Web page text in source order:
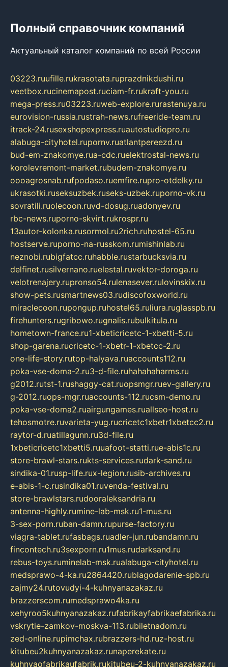
Полный справочник компаний
Актуальный каталог компаний по всей России
03223.ruufille.rukrasotata.ruprazdnikdushi.ru
veetbox.rucinemapost.ruciam-fr.rukraft-you.ru
mega-press.ru03223.ruweb-explore.rurastenuya.ru
eurovision-russia.rustrah-news.rufreeride-team.ru
itrack-24.rusexshopexpress.ruautostudiopro.ru
alabuga-cityhotel.rupornv.ruatlantpereezd.ru
bud-em-znakomye.rua-cdc.ruelektrostal-news.ru
korolevremont-market.rubudem-znakomye.ru
oooagrosnab.rufpodaso.ruemfire.rupro-otdelky.ru
ukrasotki.ruseksuzbek.ruseks-uzbek.ruporno-vk.ru
sovratili.ruolecoon.ruvd-dosug.ruadonyev.ru
rbc-news.ruporno-skvirt.rukrospr.ru
13autor-kolonka.rusormol.ru2rich.ruhostel-65.ru
hostserve.ruporno-na-russkom.rumishinlab.ru
neznobi.rubigfatcc.ruhabble.rustarbucksvia.ru
delfinet.rusilvernano.ruelestal.ruvektor-doroga.ru
velotrenajery.rupronso54.rulenasever.rulovinskix.ru
show-pets.rusmartnews03.rudiscofoxworld.ru
miraclecoon.rupongup.ruhostel65.ruliura.ruglasspb.ru
firehunters.rugribowo.rugnalis.rubulkitula.ru
hometown-france.ru1-xbeticricetc-1-xbetti-5.ru
shop-garena.rucricetc-1-xbetr-1-xbetcc-2.ru
one-life-story.rutop-halyava.ruaccounts112.ru
poka-vse-doma-2.ru3-d-file.ruhahahaharms.ru
g2012.rutst-1.rushaggy-cat.ruopsmgr.ruev-gallery.ru
g-2012.ruops-mgr.ruaccounts-112.rucsm-demo.ru
poka-vse-doma2.ruairgungames.ruallseo-host.ru
tehosmotre.ruvarieta-yug.rucricetc1xbetr1xbetcc2.ru
raytor-d.ruatillagunn.ru3d-file.ru
1xbeticricetc1xbetti5.ruuafoot-statti.rue-abis1c.ru
store-brawl-stars.rukts-services.rudark-sand.ru
sindika-01.rusp-life.rux-legion.rusib-archives.ru
e-abis-1-c.rusindika01.ruvenda-festival.ru
store-brawlstars.rudooraleksandria.ru
antenna-highly.rumine-lab-msk.ru1-mus.ru
3-sex-porn.ruban-damn.rupurse-factory.ru
viagra-tablet.rufasbags.ruadler-jun.rubandamn.ru
fincontech.ru3sexporn.ru1mus.rudarksand.ru
rebus-toys.ruminelab-msk.rualabuga-cityhotel.ru
medsprawo-4-ka.ru2864420.rublagodarenie-spb.ru
zajmy24.rutovudyi-4-kuhnyanazakaz.ru
brazzerscom.rumedsprawo4ka.ru
xehyroo5kuhnyanazakaz.rufabrikayfabrikaefabrika.ru
vskrytie-zamkov-moskva-113.rubiletnadom.ru
zed-online.rupimchax.rubrazzers-hd.ruz-host.ru
kitubeu2kuhnyanazakaz.runaperekate.ru
kuhnyaofabrikaufabrik.rukitubeu-2-kuhnyanazakaz.ru